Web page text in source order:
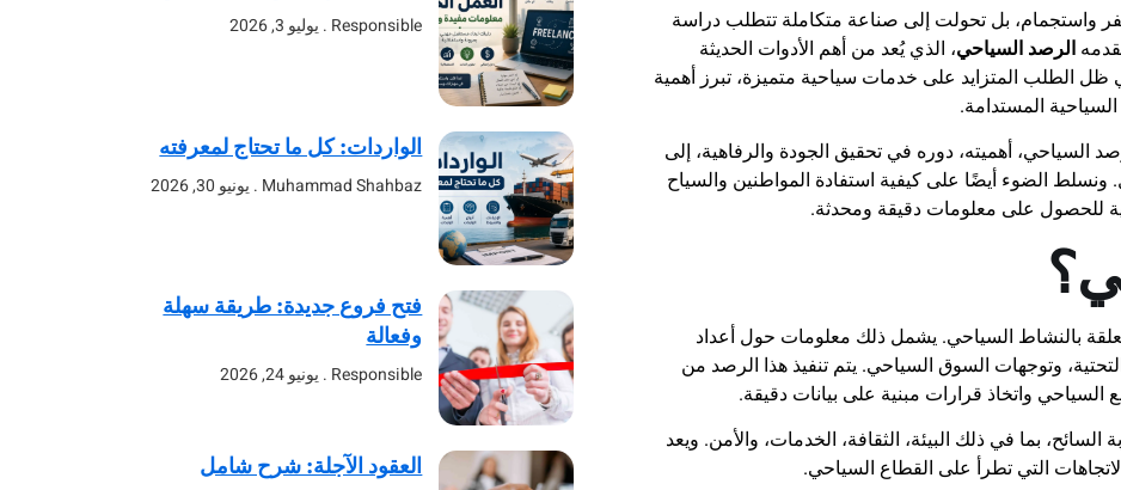
واستجمام، بل تحولت إلى صناعة متكاملة تتطلب دراسة
الرصد السياحي، الذي يُعد من أهم الأدوات الحديثة
ظل الطلب المتزايد على خدمات سياحية متميزة، تبرز أهمية
المستدامة.
أهميته، دوره في تحقيق الجودة والرفاهية، إلى
الضوء أيضًا على كيفية استفادة المواطنين والسياح
للحصول على معلومات دقيقة ومحدثة.
بالنشاط السياحي. يشمل ذلك معلومات حول أعداد
وتوجهات السوق السياحي. يتم تنفيذ هذا الرصد من
واتخاذ قرارات مبنية على بيانات دقيقة.
بما في ذلك البيئة، الثقافة، الخدمات، والأمن. ويعد
التي تطرأ على القطاع السياحي.
Responsible يوليو 3, 2026
الواردات: كل ما تحتاج لمعرفته
Muhammad Shahbaz يونيو 30, 2026
فتح فروع جديدة: طريقة سهلة
وفعالة
Responsible يونيو 24, 2026
العقود الآجلة: شرح شامل